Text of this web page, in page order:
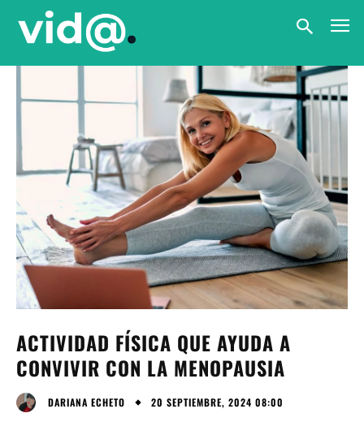
ACTIVIDAD FÍSICA QUE AYUDA A
CONVIVIR CON LA MENOPAUSIA
DARIANA ECHETO 20 SEPTIEMBRE, 2024 08:00